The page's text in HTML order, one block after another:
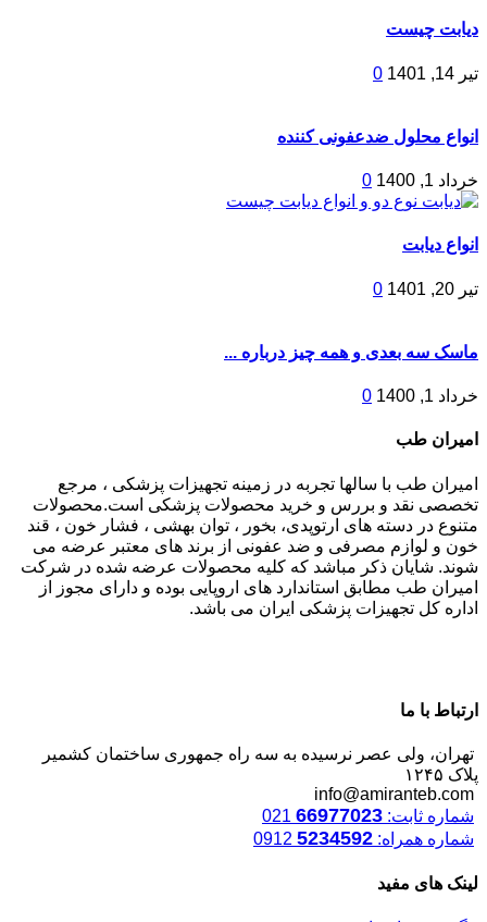
دیابت چیست
تیر 14, 1401 0
انواع محلول ضدعفونی کننده
خرداد 1, 1400 0
انواع دیابت
تیر 20, 1401 0
ماسک سه بعدی و همه چیز درباره ...
خرداد 1, 1400 0
امیران طب
امیران طب با سالها تجربه در زمینه تجهیزات پزشکی ، مرجع
تخصصی نقد و بررس و خرید محصولات پزشکی است.محصولات
متنوع در دسته های ارتوپدی، بخور ، توان بهشی ، فشار خون ، قند
خون و لوازم مصرفی و ضد عفونی از برند های معتبر عرضه می
شوند. شایان ذکر مباشد که کلیه محصولات عرضه شده در شرکت
امیران طب مطابق استاندارد های اروپایی بوده و دارای مجوز از
اداره کل تجهیزات پزشکی ایران می باشد.
ارتباط با ما
تهران، ولی عصر نرسیده به سه راه جمهوری ساختمان کشمیر
پلاک ۱۲۴۵
info@amiranteb.com
شماره ثابت: 66977023
شماره همراه: 5234592
لینک های مفید